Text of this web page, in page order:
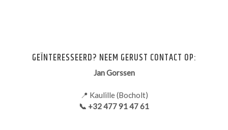
GEÏNTERESSEERD? NEEM GERUST CONTACT OP:
Jan Gorssen
📍 Kaulille (Bocholt)
📞 +32 477 91 47 61